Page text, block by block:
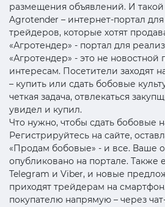
размещения объявлений. И такой
Agrotender – интернет-портал
трейдеров, которые хотят
«Агротендер» - портал для
«Агротендер» - это не
интересам. Посетители заходят
– купить или сдать бобовые
четкая задача, отвлекаться
увидел и купил.
Что нужно, чтобы сдать бобовые
Регистрируйтесь на сайте,
«Продам бобовые» - и все. Ваше
опубликовано на портале. Также
Telegram и Viber, и новые
приходят трейдерам на
покупателю напрямую – через